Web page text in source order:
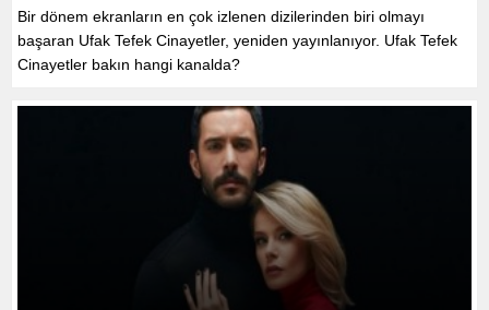
Bir dönem ekranların en çok izlenen dizilerinden biri olmayı
başaran Ufak Tefek Cinayetler, yeniden yayınlanıyor. Ufak Tefek
Cinayetler bakın hangi kanalda?